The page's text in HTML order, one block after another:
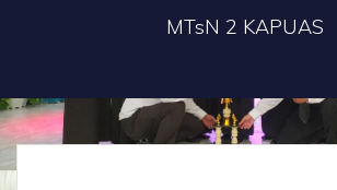
MTsN 2 KAPUAS